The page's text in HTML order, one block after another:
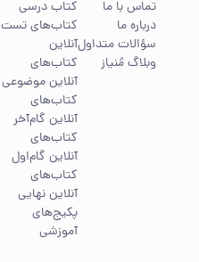
تماس با ما
درباره ما
سؤالات متداول
وبلاگ مُنیاز
کتاب درسی
کتاب‌های تست
آنلاین
کتاب‌های
آنلاین موضوعی
کتاب‌های
آنلاین گام‌آخر
کتاب‌های
آنلاین گام‌اول
کتاب‌های
آنلاین نهایی
پکیج‌های
آموزشی